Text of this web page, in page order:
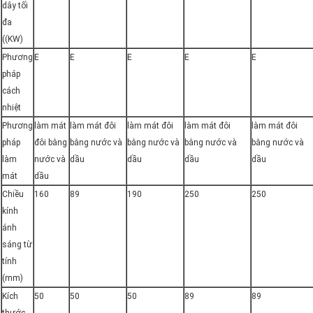
dây tối
đa
((KW)
Phương
pháp
cách
nhiệt
E E E E E
Phương
pháp
làm
mát
làm mát
đôi bằng
nước và
dầu
làm mát đôi
bằng nước và
dầu
làm mát đôi
bằng nước và
dầu
làm mát đôi
bằng nước và
dầu
làm mát đôi
bằng nước và
dầu
Chiều
kính
ánh
sáng từ
tính
(mm)
160 89 190 250 250
Kích
50 50 50 89 89